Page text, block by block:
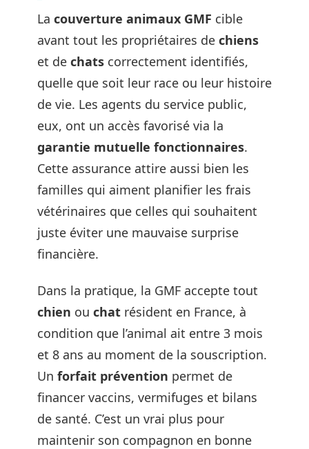
La couverture animaux GMF cible
avant tout les propriétaires de chiens
et de chats correctement identifiés,
quelle que soit leur race ou leur histoire
de vie. Les agents du service public,
eux, ont un accès favorisé via la
garantie mutuelle fonctionnaires.
Cette assurance attire aussi bien les
familles qui aiment planifier les frais
vétérinaires que celles qui souhaitent
juste éviter une mauvaise surprise
financière.
Dans la pratique, la GMF accepte tout
chien ou chat résident en France, à
condition que l’animal ait entre 3 mois
et 8 ans au moment de la souscription.
Un forfait prévention permet de
financer vaccins, vermifuges et bilans
de santé. C’est un vrai plus pour
maintenir son compagnon en bonne